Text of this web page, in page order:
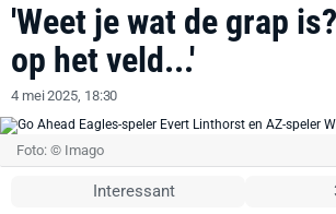
'Weet je wat de grap
op het veld...'
4 mei 2025, 18:30
Foto: © Imago
Interessant